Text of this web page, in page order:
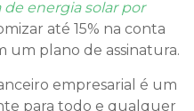
de energia solar por
até 15% na conta
um plano de assinatura.
empresarial é um
para todo e qualquer